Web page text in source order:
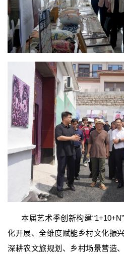
本届艺术季创新构建
化开展、全维度赋能乡村文化振
深耕农文旅规划、乡村场景营造